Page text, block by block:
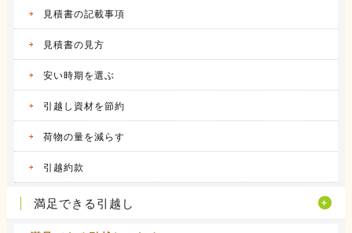
アーク引越しセンターの体験談
2016.04.14
見積書の記載事項
見積書の見方
安い時期を選ぶ
引越し資材を節約
荷物の量を減らす
引越約款
満足できる引越し